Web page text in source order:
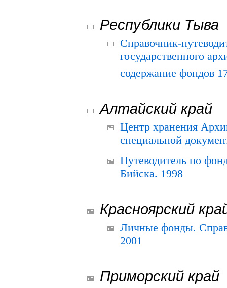
Республики Тыва
Справочник-
государственного
содержание фондов
Алтайский край
Центр хранения
специальной
Путеводитель по
Бийска. 1998
Красноярский
Личные фонды.
2001
Приморский край